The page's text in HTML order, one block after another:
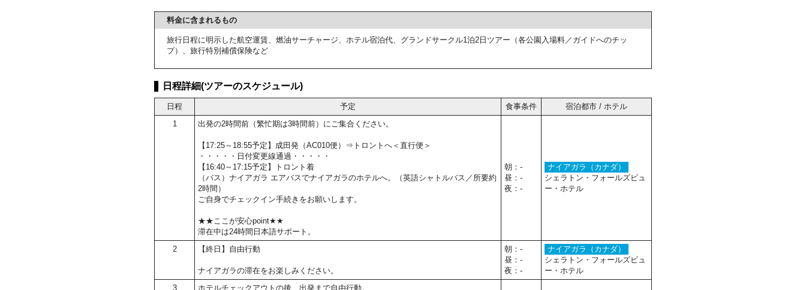
料金に含まれるもの
旅行日程に明示した航空運賃、燃油サーチャージ、ホテル宿泊代、グランドサークル1泊2日ツアー（各公園入場料／ガイドへのチッ
プ）、旅行特別補償保険など
日程詳細(ツアーのスケジュール)
日程 予定 食事条件
宿泊都市 / ホテル
1
出発の2時間前（繁忙期は3時間前）にご集合ください。
【17:25～18:55予定】成田発（AC010便）⇒トロントへ＜直行便＞
・・・・・日付変更線通過・・・・・
【16:40～17:15予定】トロント着
（バス）ナイアガラ エアバスでナイアガラのホテルへ。（英語シャトルバス／所要約
2時間）
ご自身でチェックイン手続きをお願いします。
★★ここが安心point★★
滞在中は24時間日本語サポート。
朝：-
昼：-
夜：-
ナイアガラ（カナダ）
シェラトン・フォールズビュ
ー・ホテル
2 【終日】自由行動
ナイアガラの滞在をお楽しみください。
朝：-
昼：-
夜：-
ナイアガラ（カナダ）
シェラトン・フォールズビュ
ー・ホテル
3
ホテルチェックアウトの後、出発まで自由行動。